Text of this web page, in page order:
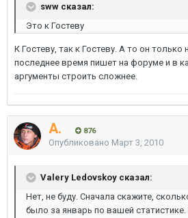
sww сказал:
Это к Гостеву
К Гостеву, так к Гостеву. А то он только
последнее время пишет на форуме и в
аргументы строить сложнее.
A. 876
Опубликовано Март 3, 2010
Valery Ledovskoy сказал:
Нет, не буду. Сначала скажите,
было за январь по вашей